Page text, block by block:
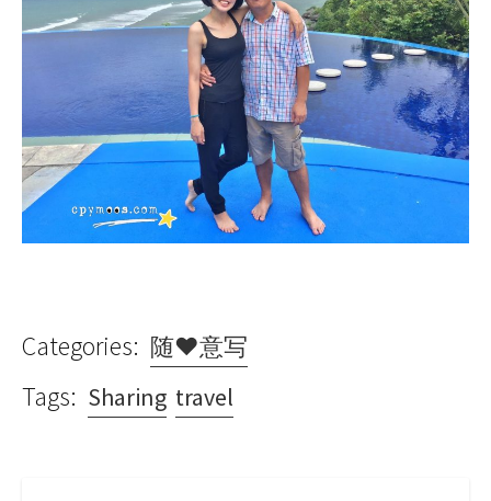
Categories: 随♥意写
Tags: Sharing travel